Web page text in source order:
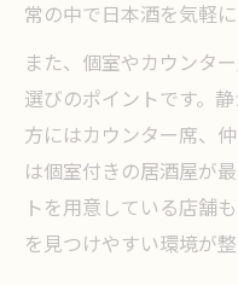
季節限定日本
居酒屋で飲み
案
沿線の老舗居酒屋
歴史ある居酒
山手線沿線老
る
常の中で日本酒を気軽
また、個室やカウンタ
選びのポイントです。
方にはカウンター席、
は個室付きの居酒屋が
トを用意している店舗
を見つけやすい環境が整